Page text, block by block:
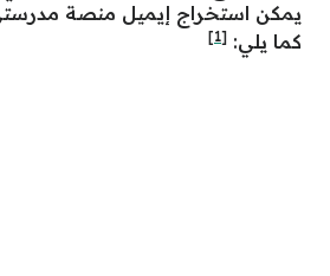
يمكن استخراج إيميل منصة
كما يلي: [1]